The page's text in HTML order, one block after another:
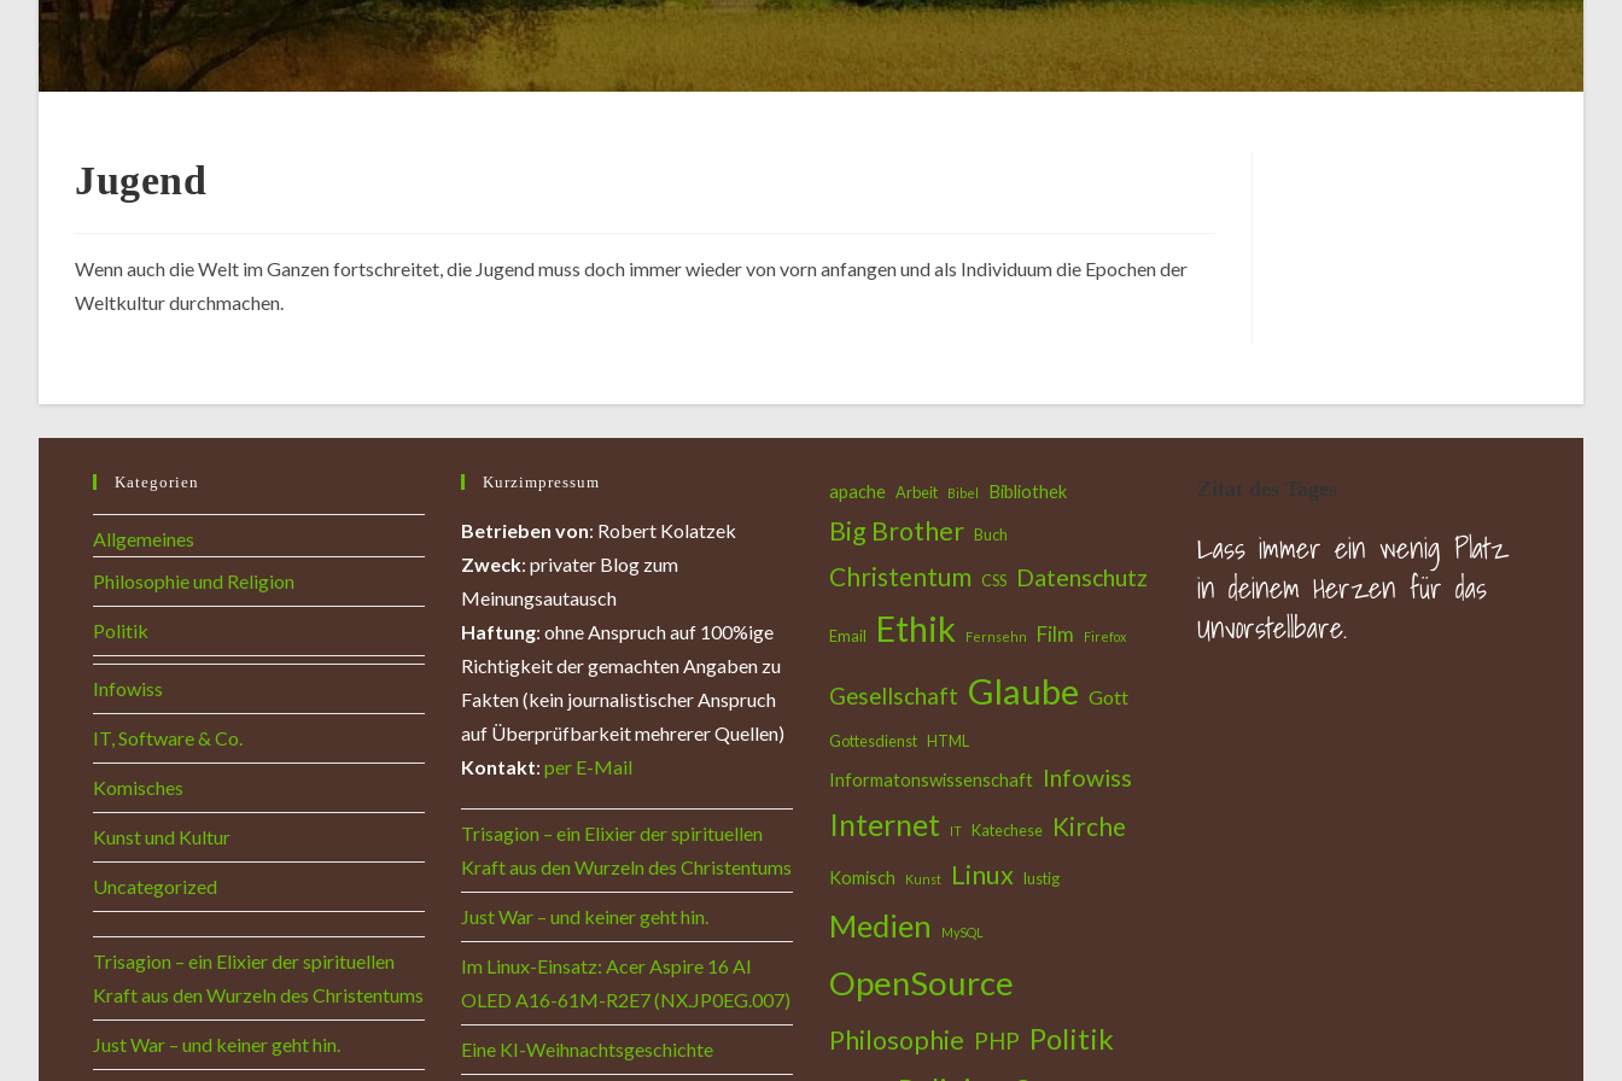
Jugend
Wenn auch die Welt im Ganzen fortschreitet, die Jugend muss doch immer wieder von vorn anfangen und als Individuum die Epochen der
Weltkultur durchmachen.
Kategorien
Allgemeines
Philosophie und Religion
Politik
Infowiss
IT, Software & Co.
Komisches
Kunst und Kultur
Uncategorized
Trisagion – ein Elixier der spirituellen
Kraft aus den Wurzeln des Christentums
Just War – und keiner geht hin.
Kurzimpressum
Betrieben von: Robert Kolatzek
Zweck: privater Blog zum
Meinungsautausch
Haftung: ohne Anspruch auf 100%ige
Richtigkeit der gemachten Angaben zu
Fakten (kein journalistischer Anspruch
auf Überprüfbarkeit mehrerer Quellen)
Kontakt: per E-Mail
Trisagion – ein Elixier der spirituellen
Kraft aus den Wurzeln des Christentums
Just War – und keiner geht hin.
Im Linux-Einsatz: Acer Aspire 16 AI
OLED A16-61M-R2E7 (NX.JP0EG.007)
Eine KI-Weihnachtsgeschichte
apache Arbeit Bibel Bibliothek
Big Brother Buch
Christentum CSS Datenschutz
Email Ethik Fernsehn Film Firefox
Gesellschaft Glaube Gott
Gottesdienst HTML
Informatonswissenschaft Infowiss
Internet IT Katechese Kirche
Komisch Kunst Linux lustig
Medien MySQL
OpenSource
Philosophie PHP Politik
Zitat des Tages
Lass immer ein wenig Platz
in deinem Herzen für das
Unvorstellbare.